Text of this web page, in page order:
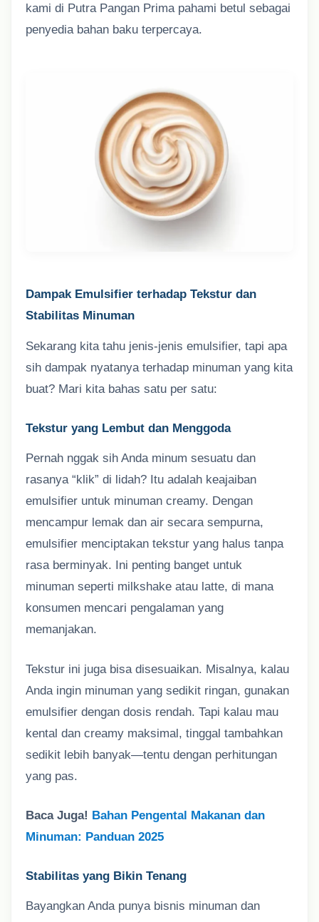
kami di Putra Pangan Prima pahami betul sebagai
penyedia bahan baku terpercaya.
Dampak Emulsifier terhadap Tekstur dan
Stabilitas Minuman
Sekarang kita tahu jenis-jenis emulsifier, tapi apa
sih dampak nyatanya terhadap minuman yang kita
buat? Mari kita bahas satu per satu:
Tekstur yang Lembut dan Menggoda
Pernah nggak sih Anda minum sesuatu dan
rasanya “klik” di lidah? Itu adalah keajaiban
emulsifier untuk minuman creamy. Dengan
mencampur lemak dan air secara sempurna,
emulsifier menciptakan tekstur yang halus tanpa
rasa berminyak. Ini penting banget untuk
minuman seperti milkshake atau latte, di mana
konsumen mencari pengalaman yang
memanjakan.
Tekstur ini juga bisa disesuaikan. Misalnya, kalau
Anda ingin minuman yang sedikit ringan, gunakan
emulsifier dengan dosis rendah. Tapi kalau mau
kental dan creamy maksimal, tinggal tambahkan
sedikit lebih banyak—tentu dengan perhitungan
yang pas.
Baca Juga! Bahan Pengental Makanan dan
Minuman: Panduan 2025
Stabilitas yang Bikin Tenang
Bayangkan Anda punya bisnis minuman dan